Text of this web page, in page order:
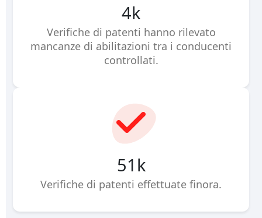
6k
Verifiche di patenti hanno rilevato
mancanze di abilitazioni tra i conducenti
controllati.
83 k
Verifiche di patenti effettuate finora.